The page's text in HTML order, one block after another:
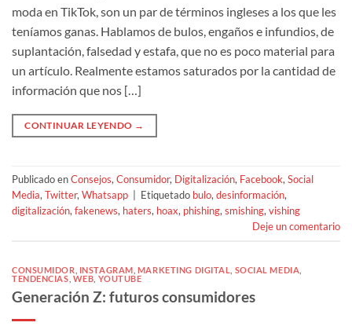
moda en TikTok, son un par de términos ingleses a los que les
teníamos ganas. Hablamos de bulos, engaños e infundios, de
suplantación, falsedad y estafa, que no es poco material para
un artículo. Realmente estamos saturados por la cantidad de
información que nos […]
CONTINUAR LEYENDO →
Publicado enConsejos,Consumidor, Digitalización, Facebook,Social
Media,Twitter,Whatsapp Etiquetado bulo,desinformación,
digitalización,fakenews, haters, hoax, phishing,smishing,vishing
Deje un comentario
CONSUMIDOR INSTAGRAM MARKETING DIGITAL SOCIAL MEDIA
TENDENCIAS WEB YOUTUBE
Generación Z: futuros consumidores